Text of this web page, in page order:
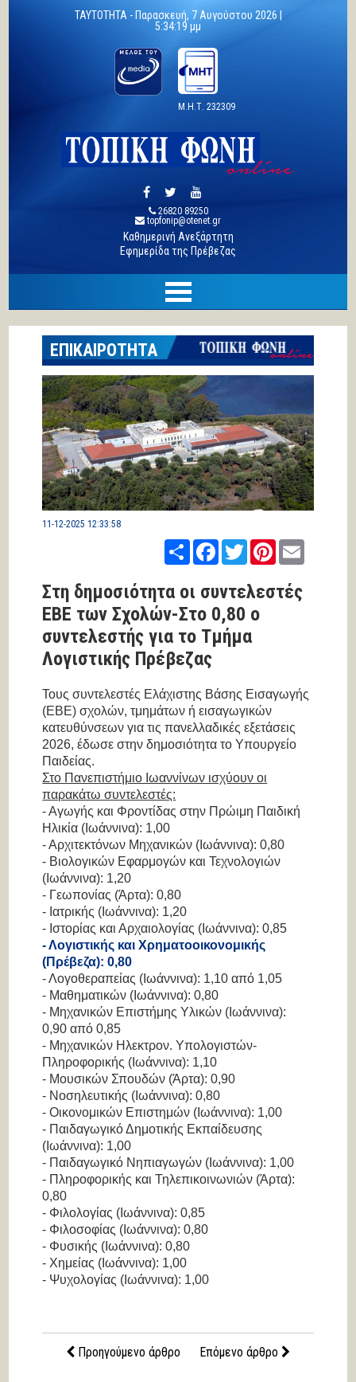
TAYTOTHTA - Παρασκευή, 7 Αυγούστου 2026 |
5:34:20 μμ
Μ.Η.Τ. 232309
26820 89250
topfonip@otenet.gr
Καθημερινή Ανεξάρτητη
Εφημερίδα της Πρέβεζας
ΕΠΙΚΑΙΡΟΤΗΤΑ
11-12-2025 12:33:58
ShareFacebook
TwitterPinterestEmail
Στη δημοσιότητα οι συντελεστές
ΕΒΕ των Σχολών-Στο 0,80 ο
συντελεστής για το Τμήμα
Λογιστικής Πρέβεζας
Τους συντελεστές Ελάχιστης Βάσης Εισαγωγής
(ΕΒΕ) σχολών, τμημάτων ή εισαγωγικών
κατευθύνσεων για τις πανελλαδικές εξετάσεις
2026, έδωσε στην δημοσιότητα το Υπουργείο
Παιδείας.
Στο Πανεπιστήμιο Ιωαννίνων ισχύουν οι
παρακάτω συντελεστές:
- Αγωγής και Φροντίδας στην Πρώιμη Παιδική
Ηλικία (Ιωάννινα): 1,00
- Αρχιτεκτόνων Μηχανικών (Ιωάννινα): 0,80
- Βιολογικών Εφαρμογών και Τεχνολογιών
(Ιωάννινα): 1,20
- Γεωπονίας (Άρτα): 0,80
- Ιατρικής (Ιωάννινα): 1,20
- Ιστορίας και Αρχαιολογίας (Ιωάννινα): 0,85
- Λογιστικής και Χρηματοοικονομικής
(Πρέβεζα): 0,80
- Λογοθεραπείας (Ιωάννινα): 1,10 από 1,05
- Μαθηματικών (Ιωάννινα): 0,80
- Μηχανικών Επιστήμης Υλικών (Ιωάννινα):
0,90 από 0,85
- Μηχανικών Ηλεκτρον. Υπολογιστών-
Πληροφορικής (Ιωάννινα): 1,10
- Μουσικών Σπουδών (Άρτα): 0,90
- Νοσηλευτικής (Ιωάννινα): 0,80
- Οικονομικών Επιστημών (Ιωάννινα): 1,00
- Παιδαγωγικό Δημοτικής Εκπαίδευσης
(Ιωάννινα): 1,00
- Παιδαγωγικό Νηπιαγωγών (Ιωάννινα): 1,00
- Πληροφορικής και Τηλεπικοινωνιών (Άρτα):
0,80
- Φιλολογίας (Ιωάννινα): 0,85
- Φιλοσοφίας (Ιωάννινα): 0,80
- Φυσικής (Ιωάννινα): 0,80
- Χημείας (Ιωάννινα): 1,00
- Ψυχολογίας (Ιωάννινα): 1,00
Προηγούμενο άρθρο Επόμενο άρθρο